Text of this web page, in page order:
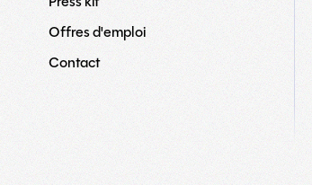
Offres d'emploi
Contact